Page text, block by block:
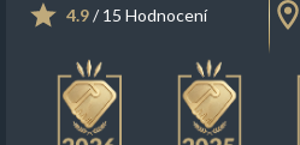
4.9/ 15 Hodnocení